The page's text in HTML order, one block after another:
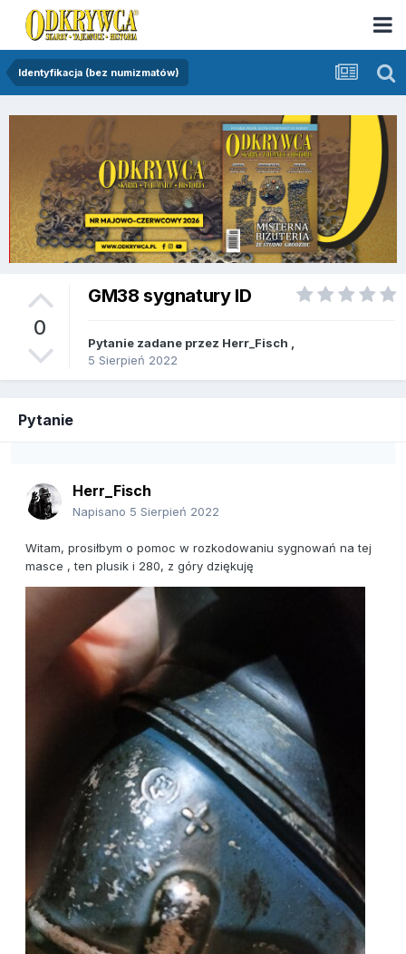
Identyfikacja (bez numizmatów)
0
GM38 sygnatury ID
Pytanie zadane przez Herr_Fisch
5 Sierpień 2022
Pytanie
Herr_Fisch
Napisano 5 Sierpień 2022
Witam, prosiłbym o pomoc w rozkodowaniu sygnowań na tej
masce , ten plusik i 280, z góry dziękuję